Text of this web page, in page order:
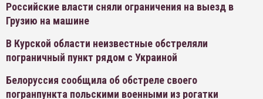
Российские власти сняли ограничения на выезд в
Грузию на машине
В Курской области неизвестные обстреляли
пограничный пункт рядом с Украиной
Белоруссия сообщила об обстреле своего
погранпункта польскими военными из рогатки